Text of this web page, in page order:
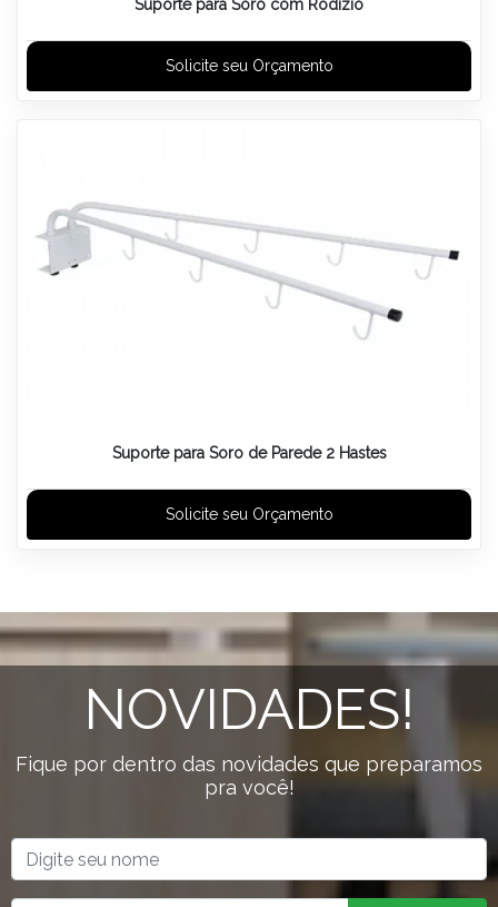
Suporte para Soro com Rodizio
Solicite seu Orçamento
Suporte para Soro de Parede 2 Hastes
Solicite seu Orçamento
NOVIDADES!
Fique por dentro das novidades que preparamos
pra você!